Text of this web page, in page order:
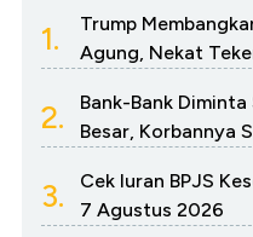
1.
Trump
Agung, Nekat
2.
Bank-Bank
Besar, Korbannya
3.
Cek Iuran BPJS
7 Agustus 2026